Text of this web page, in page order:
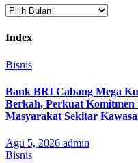
Arsip
Index
Bisnis
Bank BRI Cabang Mega
Berkah, Perkuat Komitmen
Masyarakat Sekitar
Agu 5, 2026 admin
Bisnis